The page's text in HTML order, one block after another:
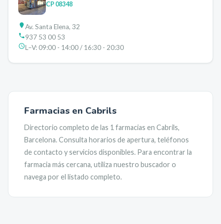
CP 08348
Av. Santa Elena, 32
937 53 00 53
L–V:09:00 - 14:00 / 16:30 - 20:30
Farmacias en Cabrils
Directorio completo de las 1 farmacias en Cabrils,
Barcelona. Consulta horarios de apertura, teléfonos
de contacto y servicios disponibles. Para encontrar la
farmacia más cercana, utiliza nuestro buscador o
navega por el listado completo.